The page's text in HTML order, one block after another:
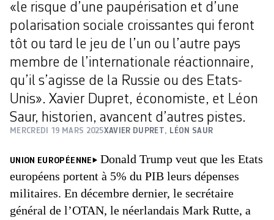
«le risque d’une paupérisation et d’une
polarisation sociale croissantes qui feront
tôt ou tard le jeu de l’un ou l’autre pays
membre de l’internationale réactionnaire,
qu’il s’agisse de la Russie ou des Etats-
Unis». Xavier Dupret, économiste, et Léon
Saur, historien, avancent d’autres pistes.
MERCREDI 19 MARS 2025XAVIER DUPRET, LÉON SAUR
UNION EUROPÉENNE
Donald Trump veut que les Etats
européens portent à 5% du PIB leurs dépenses
militaires. En décembre dernier, le secrétaire
général de l’OTAN, le néerlandais Mark Rutte, a